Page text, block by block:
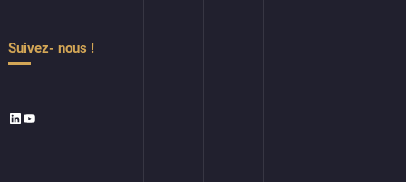
Suivez- nous !
LinkedIn
YouTube